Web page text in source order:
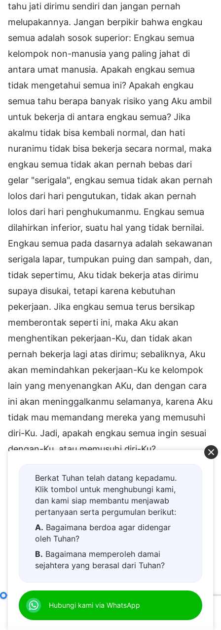
tahu jati dirimu sendiri dan jangan pernah
melupakannya. Jangan berpikir bahwa engkau
semua adalah sosok superior: Engkau semua
kelompok non-manusia yang paling jahat di
antara umat manusia. Apakah engkau semua
tidak mengetahui semua ini? Apakah engkau
semua tahu berapa banyak risiko yang Aku ambil
untuk bekerja di antara engkau semua? Jika
akalmu tidak bisa kembali normal, dan hati
nuranimu tidak bisa bekerja secara normal, maka
engkau semua tidak akan pernah bebas dari
gelar "serigala", engkau semua tidak akan pernah
lolos dari hari pengutukan, tidak akan pernah
lolos dari hari penghukumanmu. Engkau semua
dilahirkan inferior, suatu hal yang tidak bernilai.
Engkau semua pada dasarnya adalah sekawanan
serigala lapar, tumpukan puing dan sampah, dan,
tidak sepertimu, Aku tidak bekerja atas dirimu
supaya disukai, tetapi karena kebutuhan
pekerjaan. Jika engkau semua terus bersikap
memberontak seperti ini, maka Aku akan
menghentikan pekerjaan-Ku, dan tidak akan
pernah bekerja lagi atas dirimu; sebaliknya, Aku
akan memindahkan pekerjaan-Ku ke kelompok
lain yang menyenangkan AKu, dan dengan cara
ini akan meninggalkanmu selamanya, karena Aku
tidak mau memandang mereka yang memusuhi
diri-Ku. Jadi, apakah engkau semua ingin sesuai
dengan-Ku, atau memusuhi diri-Ku?
Catatan kaki:
a. Naskah asli menyebutkan "koin emas untuk."
berhenti. Percayalah kepada Tuhan bahwa Dia
mendengar permohonan kita dalam penderitaan
penderitaan. Hubungi kami untuk memahami
kabar baik tentang keselamatan Tuhan.
Berkat Tuhan telah datang kepadamu.
Klik tombol untuk menghubungi kami,
dan kami siap membantu menjawab
pertanyaan serta pergumulan berikut:
A. Bagaimana berdoa agar didengar
oleh Tuhan?
B. Bagaimana memperoleh damai
sejahtera yang berasal dari Tuhan?
D.
dekat kepada Tuhan.
E.Bagaimana menyambut kedatangan
Hubungi kami via WhatsApp